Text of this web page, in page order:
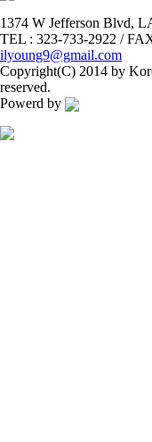
1374 W Jefferson Blvd,
TEL : 323-733-2922 /
ilyoung9@gmail.com
Copyright(C) 2014 by
reserved.
Powerd by